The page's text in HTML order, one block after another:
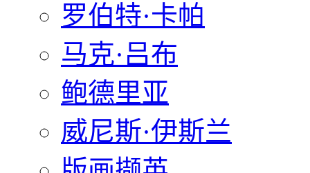
罗伯特·卡帕
马克·吕布
鲍德里亚
威尼斯·伊斯兰